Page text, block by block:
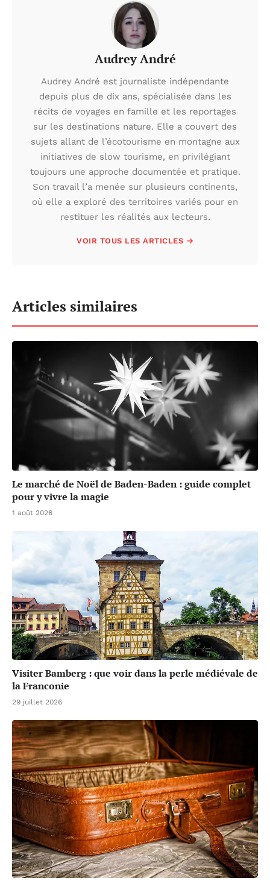
Audrey André
Audrey André est journaliste indépendante
depuis plus de dix ans, spécialisée dans les
récits de voyages en famille et les reportages
sur les destinations nature. Elle a couvert des
sujets allant de l’écotourisme en montagne aux
initiatives de slow tourisme, en privilégiant
toujours une approche documentée et pratique.
Son travail l’a menée sur plusieurs continents,
où elle a exploré des territoires variés pour en
restituer les réalités aux lecteurs.
VOIR TOUS LES ARTICLES →
Articles similaires
Le marché de Noël de Baden-Baden : guide complet
pour y vivre la magie
1 août 2026
Visiter Bamberg : que voir dans la perle médiévale de
la Franconie
29 juillet 2026